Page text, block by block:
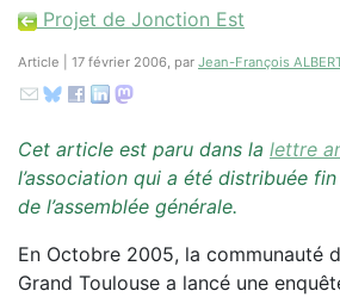
Projet de Jonction Est
Article | 17 février 2006, par Jean-François
Cet article est paru dans la lettre
l’association qui a été distribuée
de l’assemblée générale.
En Octobre 2005, la communauté
Grand Toulouse a lancé une